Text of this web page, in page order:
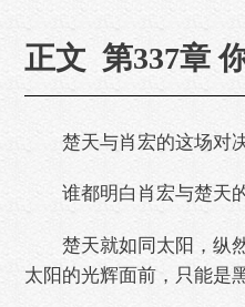
正文 第337章
楚天与肖宏的这场对决
谁都明白肖宏与楚天的
楚天就如同太阳，纵然
太阳的光辉面前，只能是